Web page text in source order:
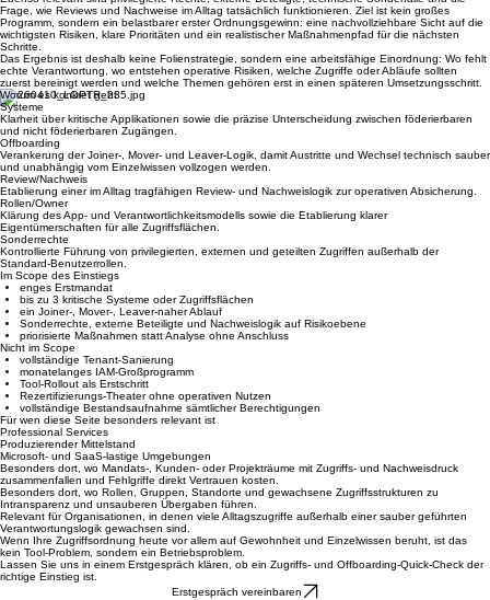
Zugänge sauber zu unterscheiden und Joiner-, Mover- und Leaver-nahe Abläufe so zu
betrachten, dass Rollenwechsel und Offboarding nicht von Einzelwissen abhängen.
Ebenso relevant sind privilegierte Rechte, externe Beteiligte, technische Sonderfälle und die
Frage, wie Reviews und Nachweise im Alltag tatsächlich funktionieren. Ziel ist kein großes
Programm, sondern ein belastbarer erster Ordnungsgewinn: eine nachvollziehbare Sicht auf die
wichtigsten Risiken, klare Prioritäten und ein realistischer Maßnahmenpfad für die nächsten
Schritte.
Das Ergebnis ist deshalb keine Folienstrategie, sondern eine arbeitsfähige Einordnung: Wo fehlt
echte Verantwortung, wo entstehen operative Risiken, welche Zugriffe oder Abläufe sollten
zuerst bereinigt werden und welche Themen gehören erst in einen späteren Umsetzungsschritt.
Worum es konkret geht
Systeme
Klarheit über kritische Applikationen sowie die präzise Unterscheidung zwischen föderierbaren
und nicht föderierbaren Zugängen.
Offboarding
Verankerung der Joiner-, Mover- und Leaver-Logik, damit Austritte und Wechsel technisch sauber
und unabhängig vom Einzelwissen vollzogen werden.
Review/Nachweis
Etablierung einer im Alltag tragfähigen Review- und Nachweislogik zur operativen Absicherung.
Rollen/Owner
Klärung des App- und Verantwortlichkeitsmodells sowie die Etablierung klarer
Eigentümerschaften für alle Zugriffsflächen.
Sonderrechte
Kontrollierte Führung von privilegierten, externen und geteilten Zugriffen außerhalb der
Standard-Benutzerrollen.
Im Scope des Einstiegs
enges Erstmandat
bis zu 3 kritische Systeme oder Zugriffsflächen
ein Joiner-, Mover-, Leaver-naher Ablauf
Sonderrechte, externe Beteiligte und Nachweislogik auf Risikoebene
priorisierte Maßnahmen statt Analyse ohne Anschluss
Nicht im Scope
vollständige Tenant-Sanierung
monatelanges IAM-Großprogramm
Tool-Rollout als Erstschritt
Rezertifizierungs-Theater ohne operativen Nutzen
vollständige Bestandsaufnahme sämtlicher Berechtigungen
Für wen diese Seite besonders relevant ist
Professional Services
Produzierender Mittelstand
Microsoft- und SaaS-lastige Umgebungen
Besonders dort, wo Mandats-, Kunden- oder Projekträume mit Zugriffs- und Nachweisdruck
zusammenfallen und Fehlgriffe direkt Vertrauen kosten.
Besonders dort, wo Rollen, Gruppen, Standorte und gewachsene Zugriffsstrukturen zu
Intransparenz und unsauberen Übergaben führen.
Relevant für Organisationen, in denen viele Alltagszugriffe außerhalb einer sauber geführten
Verantwortungslogik gewachsen sind.
Wenn Ihre Zugriffsordnung heute vor allem auf Gewohnheit und Einzelwissen beruht, ist das
kein Tool-Problem, sondern ein Betriebsproblem.
Lassen Sie uns in einem Erstgespräch klären, ob ein Zugriffs- und Offboarding-Quick-Check der